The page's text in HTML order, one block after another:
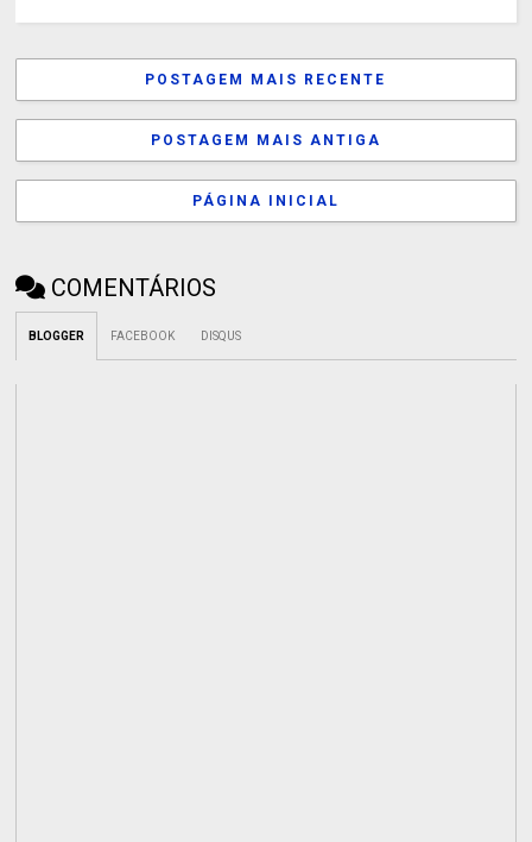
POSTAGEM MAIS RECENTE
POSTAGEM MAIS ANTIGA
PÁGINA INICIAL
COMENTÁRIOS
BLOGGER FACEBOOK DISQUS